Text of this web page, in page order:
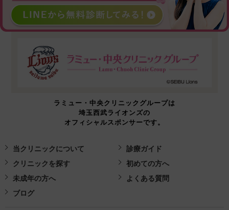
ラミュー・中央クリニックグループは
埼玉西武ライオンズの
オフィシャルスポンサーです。
当クリニックについて
診療ガイド
クリニックを探す
初めての方へ
未成年の方へ
よくある質問
ブログ